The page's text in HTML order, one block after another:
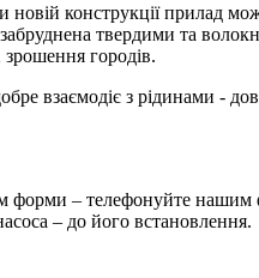
конструкції прилад
твердими та
городів.
взаємодіє з рідинами -
форми – телефонуйте нашим
– до його встановлення.